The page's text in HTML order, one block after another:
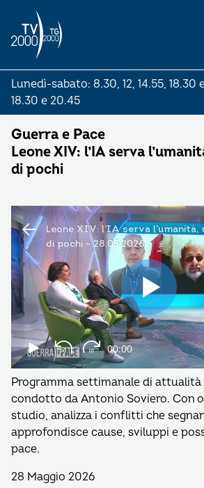
Lunedì-sabato: 8.30, 12, 14.55, 18.30
18.30 e 20.45
Guerra e Pace
Leone XIV: l’IA serva
di pochi
Programma settimanale di
condotto da Antonio Soviero. Con
studio, analizza i conflitti che
approfondisce cause, sviluppi e
pace.
28 Maggio 2026